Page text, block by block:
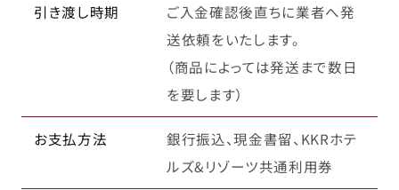
引き渡し時期
ご入金確認後直ちに業者へ発
送依頼をいたします。
（商品によっては発送まで数日
を要します）
お支払方法
銀行振込、現金書留、KKRホテ
ルズ&リゾーツ共通利用券